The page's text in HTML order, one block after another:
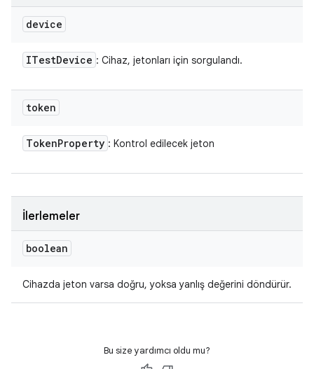
device
ITestDevice : Cihaz, jetonları için sorgulandı.
token
TokenProperty : Kontrol edilecek jeton
İlerlemeler
boolean
Cihazda jeton varsa doğru, yoksa yanlış değerini döndürür.
Bu size yardımcı oldu mu?